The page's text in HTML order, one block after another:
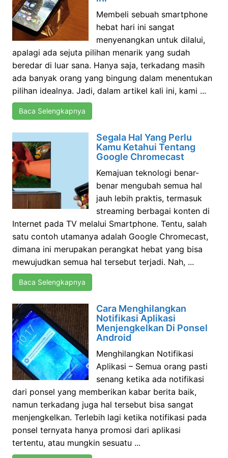
Membeli sebuah smartphone
hebat hari ini sangat
menyenangkan untuk dilalui,
apalagi ada sejuta pilihan menarik yang sudah
beredar di luar sana. Hanya saja, terkadang masih
ada banyak orang yang bingung dalam menentukan
pilihan idealnya. Jadi, dalam artikel kali ini, kami ...
Baca Selengkapnya
Segala Hal Yang Perlu
Kamu Ketahui Tentang
Google Chromecast
Kemajuan teknologi benar-
benar mengubah semua hal
jauh lebih praktis, termasuk
streaming berbagai konten di
Internet pada TV melalui Smartphone. Tentu, salah
satu contoh utamanya adalah Google Chromecast,
dimana ini merupakan perangkat hebat yang bisa
mewujudkan semua hal tersebut terjadi. Nah, ...
Baca Selengkapnya
Cara Menghilangkan
Notifikasi Aplikasi
Menjengkelkan Di Ponsel
Android
Menghilangkan Notifikasi
Aplikasi – Semua orang pasti
senang ketika ada notifikasi
dari ponsel yang memberikan kabar berita baik,
namun terkadang juga hal tersebut bisa sangat
menjengkelkan. Terlebih lagi ketika notifikasi pada
ponsel ternyata hanya promosi dari aplikasi
tertentu, atau mungkin sesuatu ...